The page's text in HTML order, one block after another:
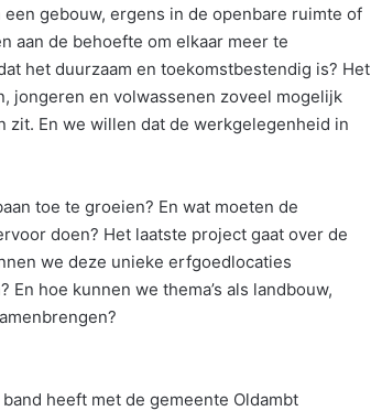
gebouw, ergens in de openbare ruimte of
aan de behoefte om elkaar meer te
het duurzaam en toekomstbestendig is? Het
jongeren en volwassenen zoveel mogelijk
zit. En we willen dat de werkgelegenheid in
toe te groeien? En wat moeten de
doen? Het laatste project gaat over de
we deze unieke erfgoedlocaties
hoe kunnen we thema’s als landbouw,
heeft met de gemeente Oldambt